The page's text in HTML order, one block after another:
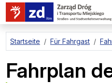
zum Hauptinhalt springen
Startseite Für Fahrgast
Fahrplan